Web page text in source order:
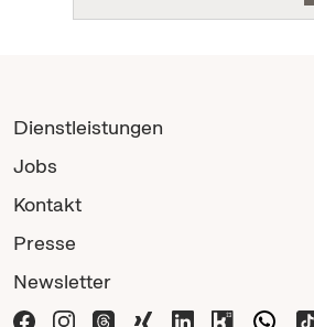
Dienstleistungen
Jobs
Kontakt
Presse
Newsletter